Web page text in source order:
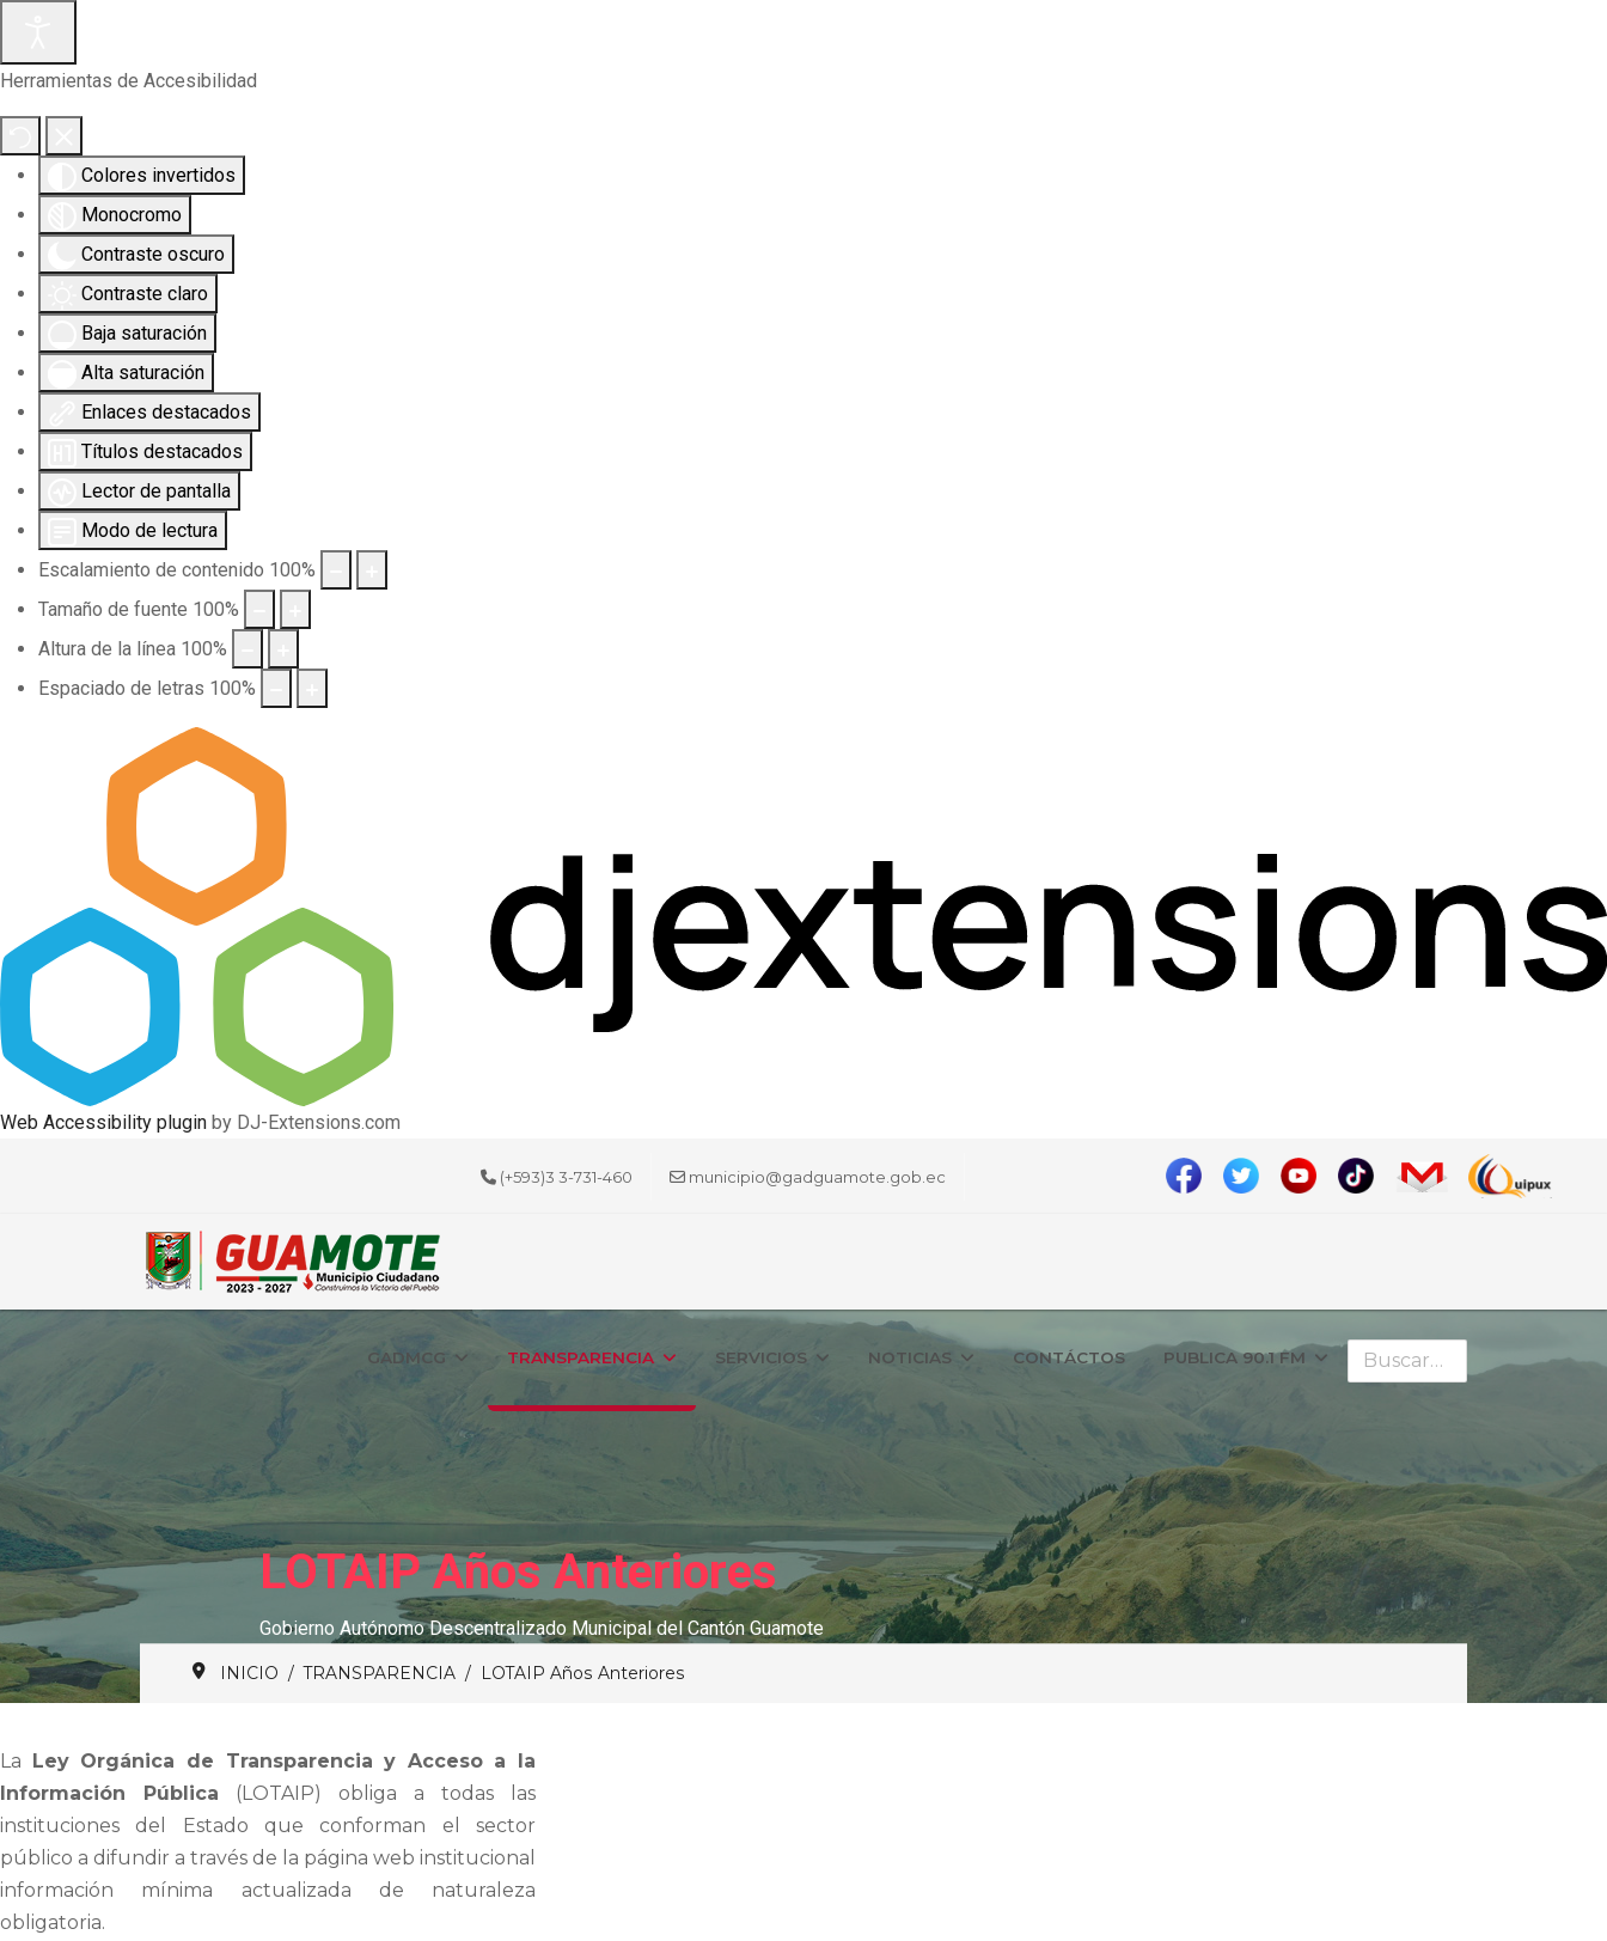
Herramientas de Accesibilidad
Colores invertidos
Monocromo
Contraste oscuro
Contraste claro
Baja saturación
Alta saturación
Enlaces destacados
Títulos destacados
Lector de pantalla
Modo de lectura
Escalamiento de contenido 100%
Tamaño de fuente 100%
Altura de la línea 100%
Espaciado de letras 100%
Web Accessibility plugin by DJ-Extensions.com
(+593)3 3-731-460 municipio@gadguamote.gob.ec
GADMCG TRANSPARENCIA SERVICIOS NOTICIAS CONTÁCTOS PUBLICA 90.1 FM Buscar
LOTAIP Años Anteriores
Gobierno Autónomo Descentralizado Municipal del Cantón Guamote
INICIO TRANSPARENCIA LOTAIP Años Anteriores
La
Ley Orgánica de Transparencia y Acceso a la
Información Pública (LOTAIP) obliga a todas las
instituciones del Estado que conforman el sector
público a difundir a través de la página web institucional
información mínima actualizada de naturaleza
obligatoria.